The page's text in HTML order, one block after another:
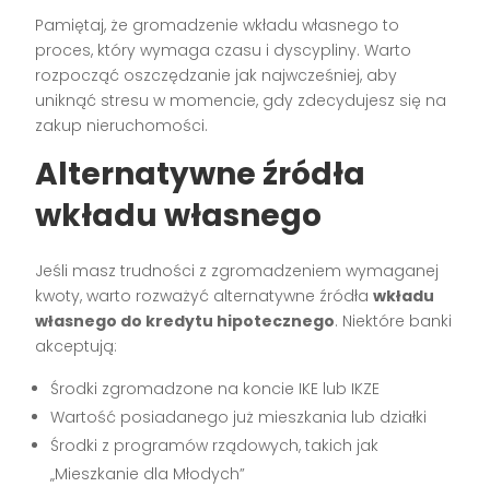
Pamiętaj, że gromadzenie wkładu własnego to
proces, który wymaga czasu i dyscypliny. Warto
rozpocząć oszczędzanie jak najwcześniej, aby
uniknąć stresu w momencie, gdy zdecydujesz się na
zakup nieruchomości.
Alternatywne źródła
wkładu własnego
Jeśli masz trudności z zgromadzeniem wymaganej
kwoty, warto rozważyć alternatywne źródławkładu
własnego do kredytu hipotecznego. Niektóre banki
akceptują:
Środki zgromadzone na koncie IKE lub IKZE
Wartość posiadanego już mieszkania lub działki
Środki z programów rządowych, takich jak
„Mieszkanie dla Młodych”